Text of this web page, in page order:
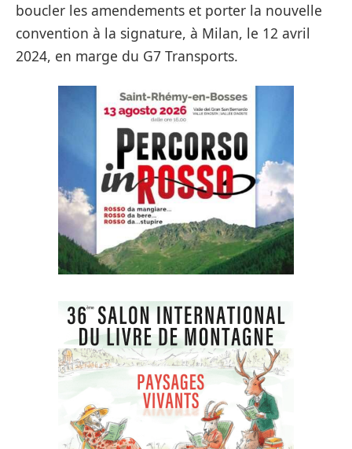
boucler les amendements et porter la nouvelle
convention à la signature, à Milan, le 12 avril
2024, en marge du G7 Transports.